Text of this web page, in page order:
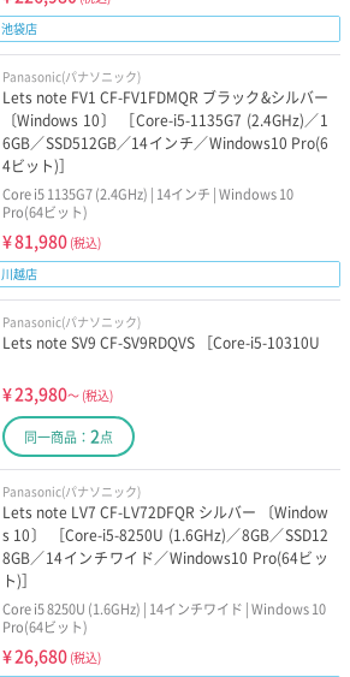
池袋店
Panasonic(パナソニック)
Lets note FV1 CF-FV1FDMQR ブラック&シルバー
〔Windows 10〕 ［Core-i5-1135G7 (2.4GHz)／1
6GB／SSD512GB／14インチ／Windows10 Pro(6
4ビット)］
Core i5 1135G7 (2.4GHz) | 14インチ | Windows 10
Pro(64ビット)
¥81,980 (税込)
川越店
Panasonic(パナソニック)
Lets note SV9 CF-SV9RDQVS ［Core-i5-10310U
¥23,980～ (税込)
同一商品： 2点
Panasonic(パナソニック)
Lets note LV7 CF-LV72DFQR シルバー 〔Window
s 10〕 ［Core-i5-8250U (1.6GHz)／8GB／SSD12
8GB／14インチワイド／Windows10 Pro(64ビッ
ト)］
Core i5 8250U (1.6GHz) | 14インチワイド | Windows 10
Pro(64ビット)
¥26,680 (税込)